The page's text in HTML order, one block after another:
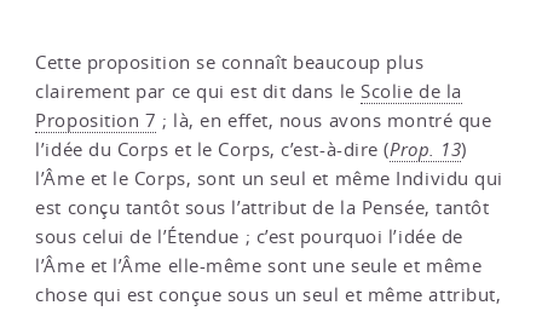
Cette proposition se connaît beaucoup plus
clairement par ce qui est dit dans le Scolie de la
Proposition 7 ; là, en effet, nous avons montré que
l’idée du Corps et le Corps, c’est-à-dire (Prop. 13)
l’Âme et le Corps, sont un seul et même Individu qui
est conçu tantôt sous l’attribut de la Pensée, tantôt
sous celui de l’Étendue ; c’est pourquoi l’idée de
l’Âme et l’Âme elle-même sont une seule et même
chose qui est conçue sous un seul et même attribut,